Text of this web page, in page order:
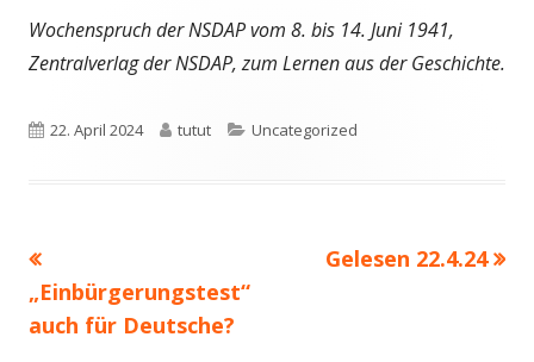
Wochenspruch der NSDAP vom 8. bis 14. Juni 1941,
Zentralverlag der NSDAP, zum Lernen aus der Geschichte.
Veröffentlicht
22. April 2024 Autor
tutut Kategorien
Uncategorized
Beitragsnavigation
Beitrag:
„Einbürgerungstest“
auch für Deutsche?
Nächster
Gelesen 22.4.24